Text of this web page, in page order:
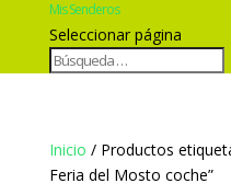
Mis Senderos
Seleccionar página
Inicio / Productos
Feria del Mosto coche”